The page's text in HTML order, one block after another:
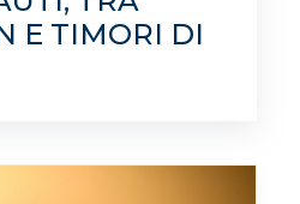
E TIMORI DI